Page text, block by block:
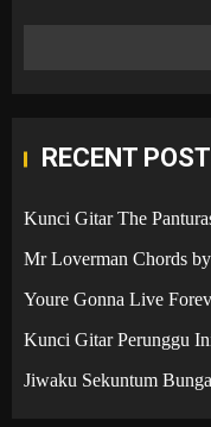
RECENT
Kunci Gitar The
Mr Loverman Chords
Youre Gonna Live
Kunci Gitar Perunggu
Jiwaku Sekuntum